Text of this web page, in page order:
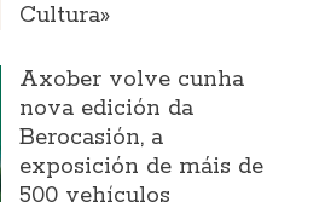
Cultura»
Axober volve cunha
nova edición da
Berocasión, a
exposición de máis de
500 vehículos